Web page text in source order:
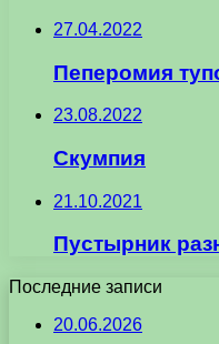
27.04.2022
Пеперомия
23.08.2022
Скумпия
21.10.2021
Пустырник
Последние записи
20.06.2026